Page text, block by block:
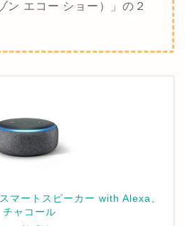
ン エコー ショー）」の２
マートスピーカー with Alexa、
チャコール